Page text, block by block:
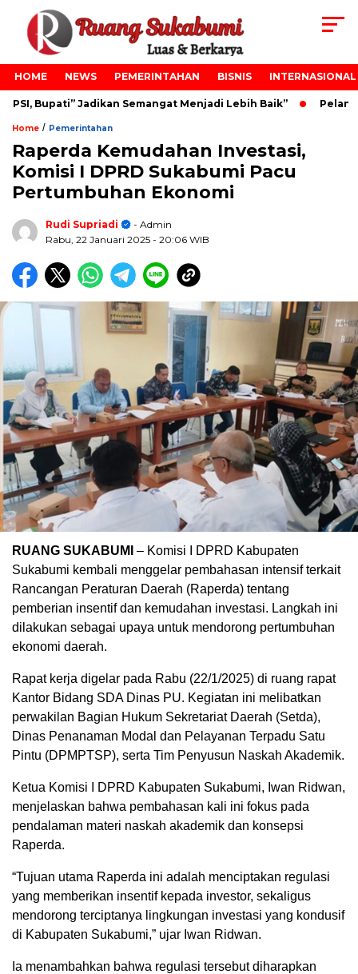
HOME NEWS PEMERINTAHAN BISNIS INTERNASIONAL
Bupati” Jadikan Semangat Menjadi Lebih Baik”
Home / Pemerintahan
Raperda Kemudahan Investasi,
Komisi I DPRD Sukabumi Pacu
Pertumbuhan Ekonomi
Rudi Supriadi
- Admin
Rabu, 22 Januari 2025 - 20:06 WIB
RUANG SUKABUMI – Komisi I DPRD Kabupaten
Sukabumi kembali menggelar pembahasan intensif terkait
Rancangan Peraturan Daerah (Raperda) tentang
pemberian insentif dan kemudahan investasi. Langkah ini
dilakukan sebagai upaya untuk mendorong pertumbuhan
ekonomi daerah.
Rapat kerja digelar pada Rabu (22/1/2025) di ruang rapat
Kantor Bidang SDA Dinas PU. Kegiatan ini melibatkan
perwakilan Bagian Hukum Sekretariat Daerah (Setda),
Dinas Penanaman Modal dan Pelayanan Terpadu Satu
Pintu (DPMPTSP), serta Tim Penyusun Naskah Akademik.
Ketua Komisi I DPRD Kabupaten Sukabumi, Iwan Ridwan,
menjelaskan bahwa pembahasan kali ini fokus pada
pendalaman materi naskah akademik dan konsepsi
Raperda.
“Tujuan utama Raperda ini adalah menciptakan regulasi
yang memberikan insentif kepada investor, sekaligus
mendorong terciptanya lingkungan investasi yang kondusif
di Kabupaten Sukabumi,” ujar Iwan Ridwan.
Ia menambahkan bahwa regulasi tersebut diharapkan